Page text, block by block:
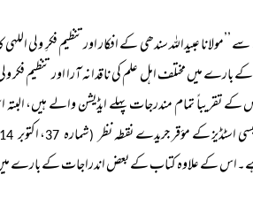
’’مولانا عبیداللہ سندھی کے افکار اور تنظیم فکرِ ولی
میں مختلف اہل علم کی ناقدانہ آرا اور تنظیم فکر
تقریباً تمام مندرجات پہلے ایڈیشن والے ہیں،
کے مؤقر جریدے نقطہ نظر (شمارہ ، اکتوبر2014
ہے۔اس کے علاوہ کتاب کے بعض اندراجات کے بارے